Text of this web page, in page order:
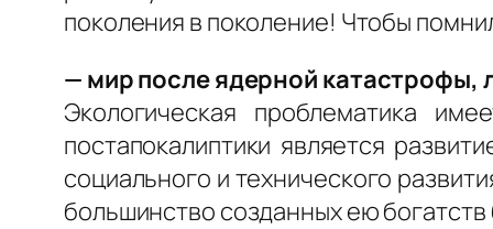
поколения в поколение! Чтобы
— мир после ядерной катастрофы,
Экологическая проблематика
постапокалиптики является
социального и технического
большинство созданных ею